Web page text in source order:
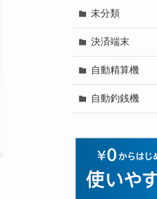
未分類
決済端末
自動精算機
自動釣銭機